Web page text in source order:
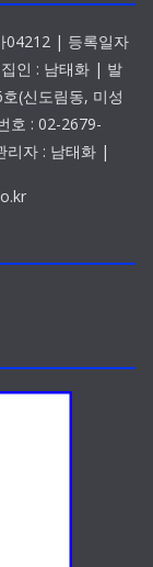
04212 | 등록일자
인 : 남태화 | 발
(신도림동, 미성
호 : 02-2679-
리자 : 남태화 |